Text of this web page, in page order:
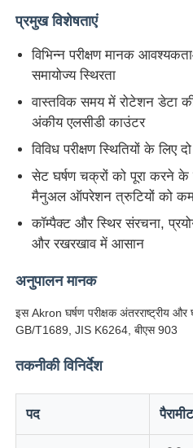
उत्पाद
हमारे बारे में
फैक्टरी यात्रा
गुणवत्ता नियंत्रण
हमसे संपर्क करें
एक बोली का अनुरोध
प्रयोगशाला परीक्षण उपकरण
सार्वभौमिक परीक्षण मशीन
प्रमुख विशेषताएं
विभिन्न परीक्षण मानक
समायोज्य स्थिरता
वास्तविक समय में रोटेशन डेटा
अंकीय एलसीडी काउंटर
विविध परीक्षण स्थितियों के
सेट घर्षण चक्रों को पूरा करने के
मैनुअल ऑपरेशन त्रुटियों को
कॉम्पैक्ट और स्थिर संरचना,
और रखरखाव में आसान
अनुपालन मानक
इस Akron घर्षण परीक्षक अंतरराष्ट्रीय
GB/T1689, JIS K6264, बीएस 903
तकनीकी विनिर्देश
पद